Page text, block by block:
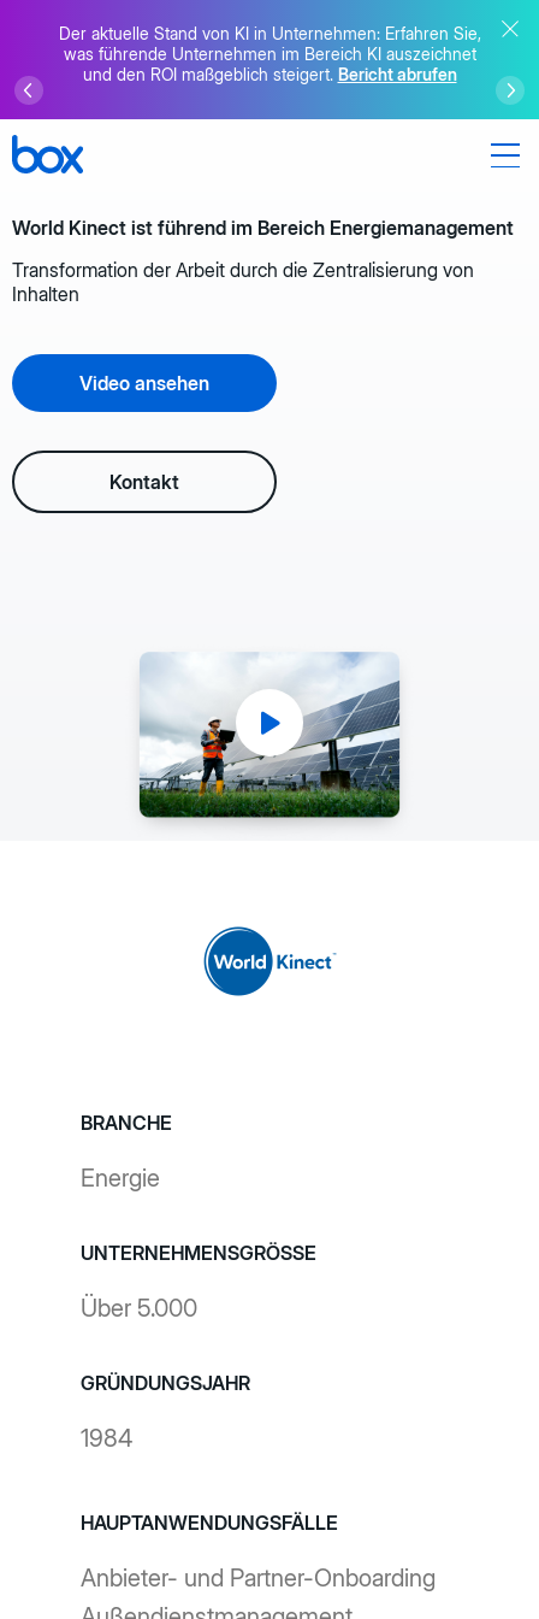
Der aktuelle Stand von KI in Unternehmen: Erfahren Sie,
was führende Unternehmen im Bereich KI auszeichnet
und den ROI maßgeblich steigert. Bericht abrufen
World Kinect ist führend im Bereich Energiemanagement
Transformation der Arbeit durch die Zentralisierung von
Inhalten
Video ansehen
Kontakt
BRANCHE
Energie
UNTERNEHMENSGRÖSSE
Über 5.000
GRÜNDUNGSJAHR
1984
HAUPTANWENDUNGSFÄLLE
Anbieter- und Partner-Onboarding